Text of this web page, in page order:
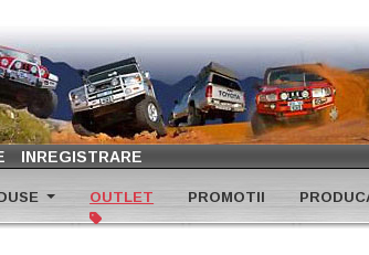
INREGISTRARE
OUTLET PROMOTII